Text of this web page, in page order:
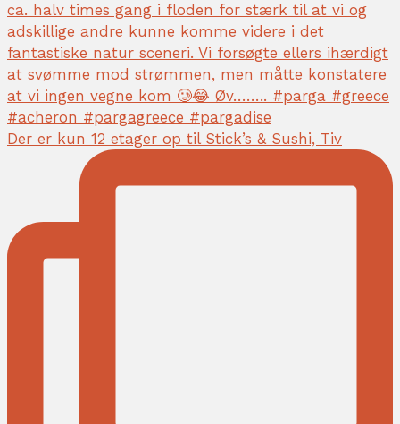
Der er kun 12 etager op til Stick’s & Sushi, Tiv